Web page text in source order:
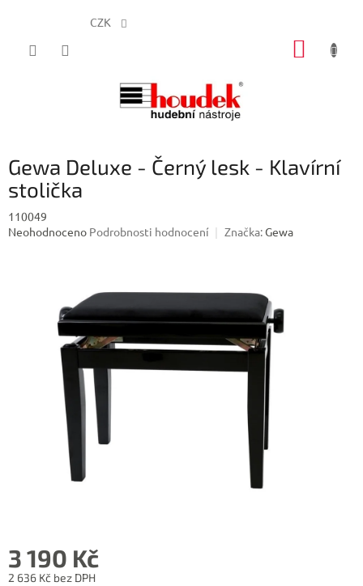
CZK
Gewa Deluxe - Černý lesk - Klavírní
stolička
110049
Průměrné
hvězdiček.
Neohodnoceno Podrobnosti hodnocení Značka:Gewa
3 190 Kč
2 636 Kč bez DPH